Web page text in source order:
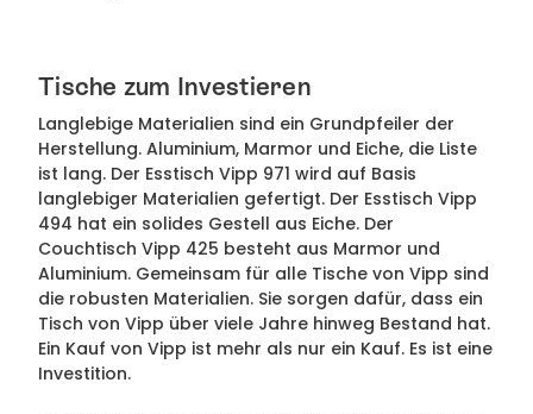
Tische zum Investieren
Langlebige Materialien sind ein Grundpfeiler der
Herstellung. Aluminium, Marmor und Eiche, die Liste
ist lang. Der Esstisch Vipp 971 wird auf Basis
langlebiger Materialien gefertigt. Der Esstisch Vipp
494 hat ein solides Gestell aus Eiche. Der
Couchtisch Vipp 425 besteht aus Marmor und
Aluminium. Gemeinsam für alle Tische von Vipp sind
die robusten Materialien. Sie sorgen dafür, dass ein
Tisch von Vipp über viele Jahre hinweg Bestand hat.
Ein Kauf von Vipp ist mehr als nur ein Kauf. Es ist eine
Investition.